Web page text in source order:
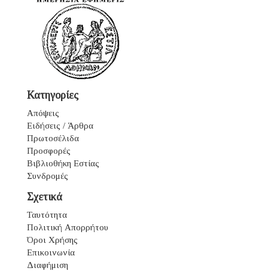
Κατηγορίες
Απόψεις
Ειδήσεις / Άρθρα
Πρωτοσέλιδα
Προσφορές
Βιβλιοθήκη Εστίας
Συνδρομές
Σχετικά
Ταυτότητα
Πολιτική Απορρήτου
Όροι Χρήσης
Επικοινωνία
Διαφήμιση